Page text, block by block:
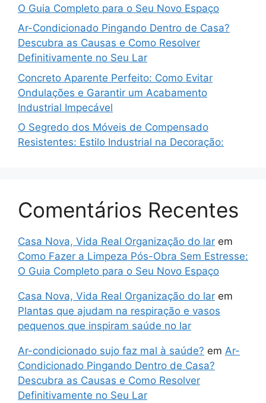
O Guia Completo para o Seu Novo Espaço
Ar-Condicionado Pingando Dentro de Casa?
Descubra as Causas e Como Resolver
Definitivamente no Seu Lar
Concreto Aparente Perfeito: Como Evitar
Ondulações e Garantir um Acabamento
Industrial Impecável
O Segredo dos Móveis de Compensado
Resistentes: Estilo Industrial na Decoração:
Comentários Recentes
Casa Nova, Vida Real Organização do lar em
Como Fazer a Limpeza Pós-Obra Sem Estresse:
O Guia Completo para o Seu Novo Espaço
Casa Nova, Vida Real Organização do lar em
Plantas que ajudam na respiração e vasos
pequenos que inspiram saúde no lar
Ar-condicionado sujo faz mal à saúde? em Ar-
Condicionado Pingando Dentro de Casa?
Descubra as Causas e Como Resolver
Definitivamente no Seu Lar